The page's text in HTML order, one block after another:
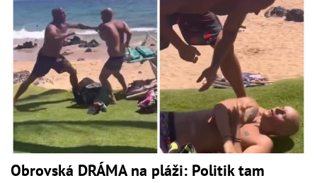
Obrovská DRÁMA na pláži: Politik tam